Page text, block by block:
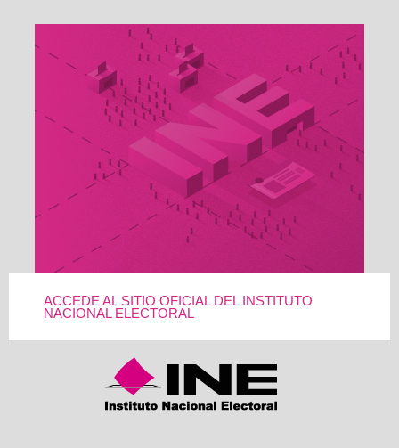
ACCEDE AL SITIO OFICIAL DEL INSTITUTO
NACIONAL ELECTORAL